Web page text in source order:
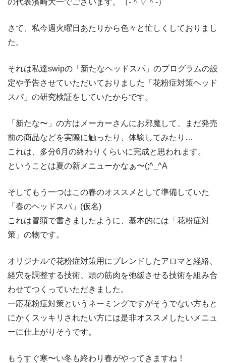
の代表濱崎大一でございます。（‐＾▽＾‐）
さて、私今週火曜日あたりから色々と忙しくしておりまし
た。
それは私達swipの「新たなヘッドスパ」のプログラムの設
定や予告させていただいておりました「花粉症対策ヘッド
スパ」の研究検証をしていたからです。
「新たな〜」の方はメーカーさんにお邪魔して、まだ発売
前の商品などを実際に触ったり、体験してみたり…
これは、多分6月の終わりくらいに完成と思われます。
ということは夏の新メニューかなぁ〜(;^_^A
そしてもう一つはこの春のオススメとして準備していた
「春のヘッドスパ」(仮名)
これは冒頭で書きましたように、基本的には「花粉症対
策」の物です。
オリジナルで花粉症対策用にブレンドしたアロマと経絡、
経穴を調整する技術、頭の筋肉を弛緩させる技術を組み合
わせてつくっていただきました。
一応花粉症対策というネーミングですがそうでない方もと
にかくスッキリされたい方には是非オススメしたいメニュ
ーに仕上がりそうです。
もうすぐ寒〜い冬も終わり春がやってきますね！